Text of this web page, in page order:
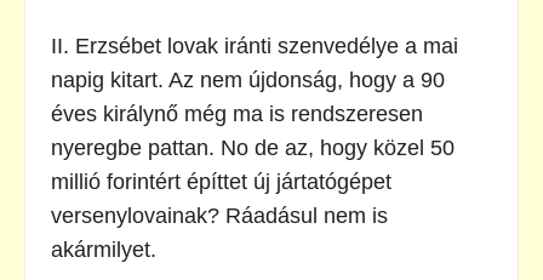
II. Erzsébet lovak iránti szenvedélye a mai
napig kitart. Az nem újdonság, hogy a 90
éves királynő még ma is rendszeresen
nyeregbe pattan. No de az, hogy közel 50
millió forintért építtet új jártatógépet
versenylovainak? Ráadásul nem is
akármilyet.